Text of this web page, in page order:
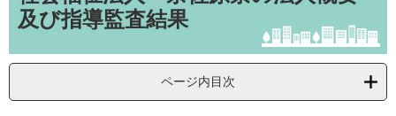
及び指導監査結果
ページ内目次